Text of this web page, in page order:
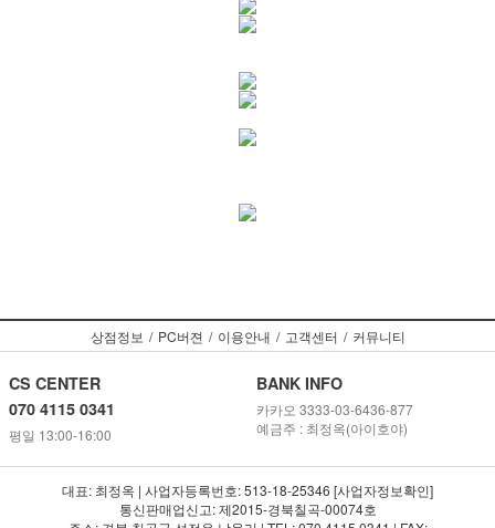
상점정보 / PC버젼 / 이용안내 / 고객센터 / 커뮤니티
CS CENTER
070 4115 0341
평일 13:00-16:00
BANK INFO
카카오 3333-03-6436-877
예금주 : 최정옥(아이호야)
대표: 최정옥 | 사업자등록번호: 513-18-25346 [사업자정보확인]
통신판매업신고: 제2015-경북칠곡-00074호